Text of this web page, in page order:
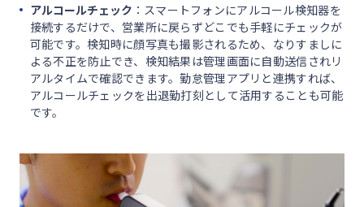
アルコールチェック ：スマートフォンにアルコール検知器を
接続するだけで、営業所に戻らずどこでも手軽にチェックが
可能です。検知時に顔写真も撮影されるため、なりすましに
よる不正を防止でき、検知結果は管理画面に自動送信されリ
アルタイムで確認できます。勤怠管理アプリと連携すれば、
アルコールチェックを出退勤打刻として活用することも可能
です。